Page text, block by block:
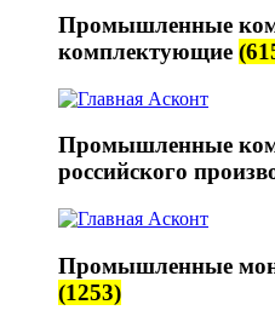
Промышленные
комплектующие
Промышленные
российского
Промышленные
(1253)